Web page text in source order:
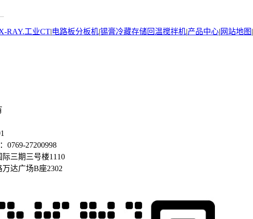
RAY.工业CT|电路板分板机|锡膏冷藏存储回温搅拌机|产品中心| 网站地图 |
0769-27200998
三期三号楼1110
达广场B座2302